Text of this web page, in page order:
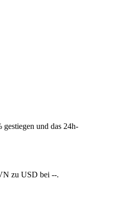
und das 24h-
zu USD bei --.